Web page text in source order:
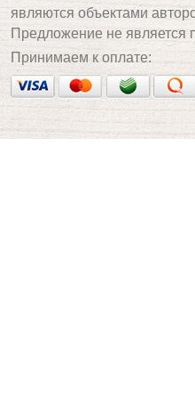
Принимаем к оплате:
являются объектами
Предложение не является